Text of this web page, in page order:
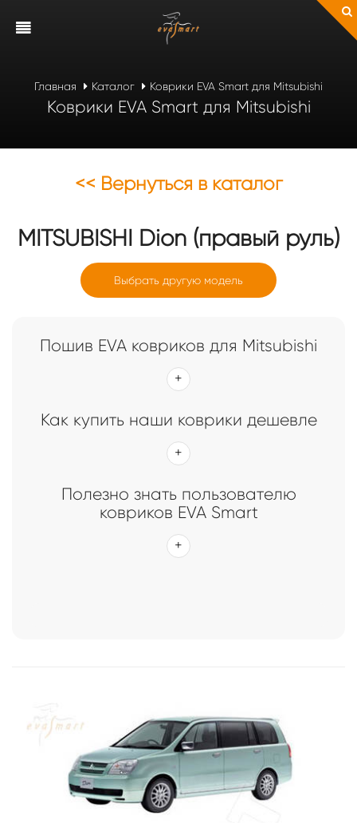
Главная Каталог Коврики EVA Smart для Mitsubishi
Коврики EVA Smart для Mitsubishi
<< Вернуться в каталог
MITSUBISHI Dion (правый руль)
Выбрать другую модель
Пошив EVA ковриков для Mitsubishi
Как купить наши коврики дешевле
Полезно знать пользователю
ковриков EVA Smart